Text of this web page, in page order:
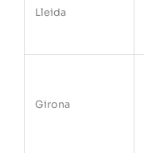
Lleida
Girona